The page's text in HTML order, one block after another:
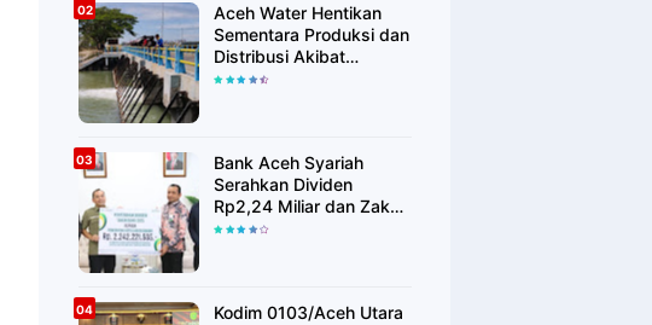
Aceh Water Hentikan
Sementara Produksi dan
Distribusi Akibat
Fenomena Alam yang
Bank Aceh Syariah
Serahkan Dividen
Rp2,24 Miliar dan Zakat
Rp400 Juta kepada
Kodim 0103/Aceh Utara